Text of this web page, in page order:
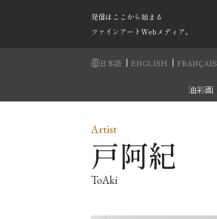
発信はここから始まる
ファインアートWebメディア。
日本語 | ENGLISH | FRANÇAIS
油彩画
Artist
戸阿紀
ToAki